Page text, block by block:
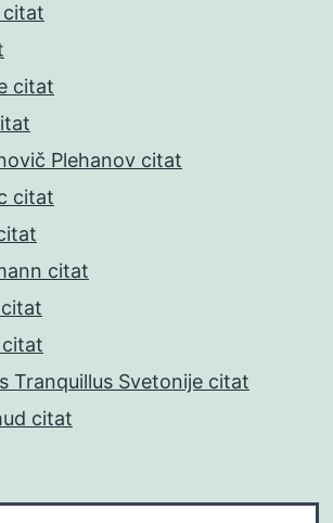
citat
citat
Plehanov citat
citat
citat
Tranquillus Svetonije citat
citat